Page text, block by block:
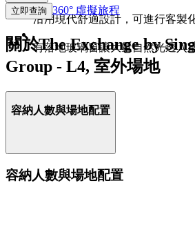
沿用現代舒適設計，可進行客製
有落地玻璃窗讓大量自然光透入
立即查詢 360° 虛擬旅程
關於The Exchange by
Group - L4, 室外場地
容納人數與場地配置
容納人數與場地配置